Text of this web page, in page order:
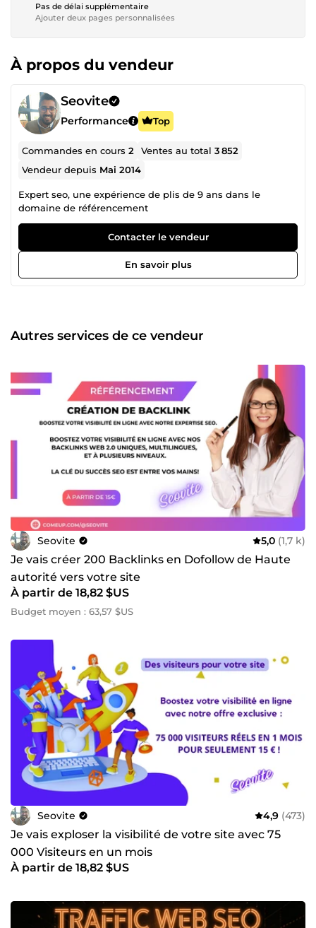
Pas de délai supplémentaire
Ajouter deux pages personnalisées
À propos du vendeur
Seovite
Performance Top
Commandes en cours2 Ventes au total3 852
Vendeur depuis Mai 2014
Expert seo, une expérience de plis de 9 ans dans le
domaine de référencement
Contacter le vendeur
En savoir plus
Autres services de ce vendeur
Seovite 5,0 (1,7 k)
Je vais créer 200 Backlinks en Dofollow de Haute
autorité vers votre site
À partir de 18,82 $US
Budget moyen : 63,57 $US
Seovite 4,9 (473)
Je vais exploser la visibilité de votre site avec 75
000 Visiteurs en un mois
À partir de 18,82 $US